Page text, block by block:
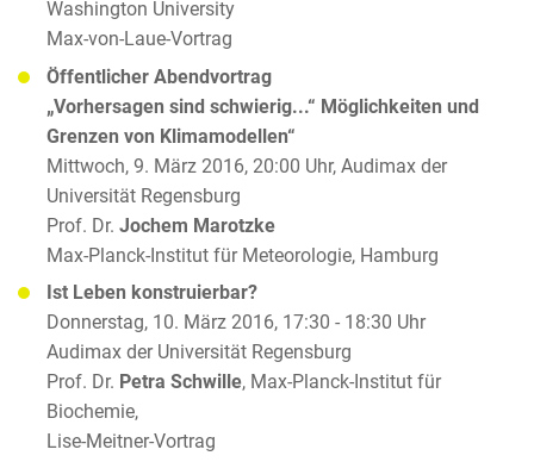
Washington University
Max-von-Laue-Vortrag
Öffentlicher Abendvortrag
„Vorhersagen sind schwierig...“ Möglichkeiten und
Grenzen von Klimamodellen“
Mittwoch, 9. März 2016, 20:00 Uhr, Audimax der
Universität Regensburg
Prof. Dr. Jochem Marotzke
Max-Planck-Institut für Meteorologie, Hamburg
Ist Leben konstruierbar?
Donnerstag, 10. März 2016, 17:30 - 18:30 Uhr
Audimax der Universität Regensburg
Prof. Dr. Petra Schwille, Max-Planck-Institut für
Biochemie,
Lise-Meitner-Vortrag